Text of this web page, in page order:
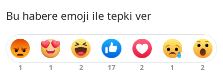
Bu habere emoji ile tepki ver